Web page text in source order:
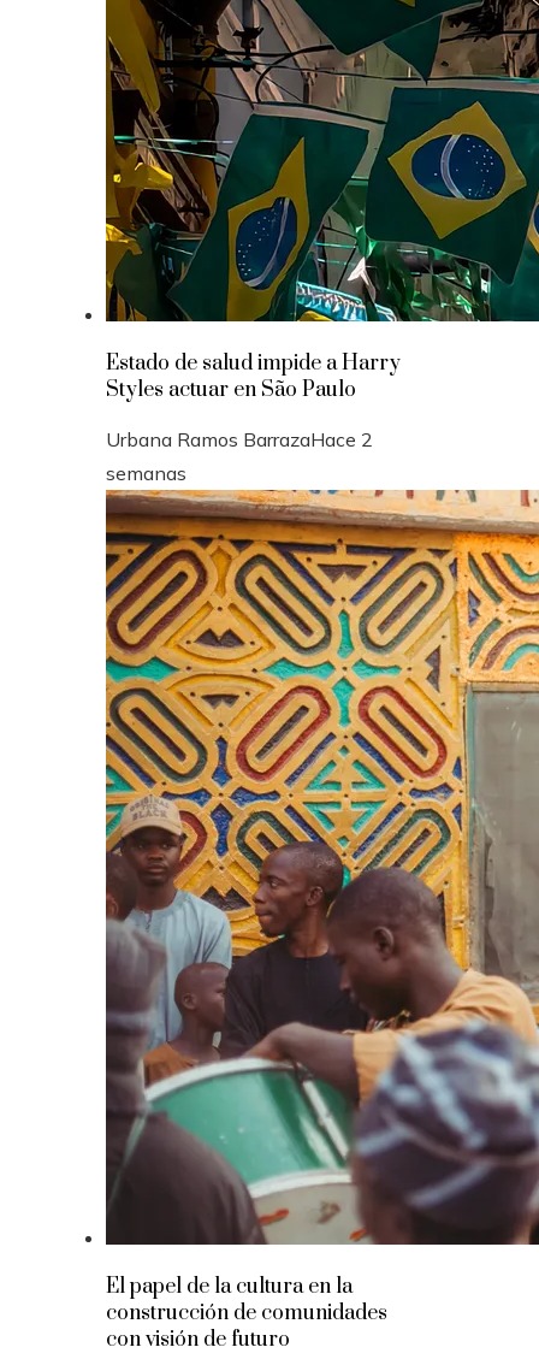
Estado de salud impide a Harry
Styles actuar en São Paulo
Urbana Ramos BarrazaHace 2
semanas
El papel de la cultura en la
construcción de comunidades
con visión de futuro